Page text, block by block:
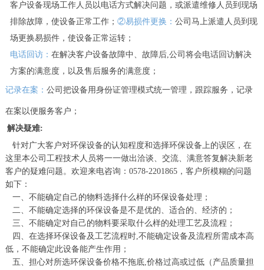
客户设备现场工作人员以电话方式解决问题，或派遣维修人员到现场
排除故障，使设备正常工作； ②易损件更换： 公司 马上派遣人员到现
场更换易损件，使设备正常运转；
电话回访： 在解决客户设备故障中、故障后,公司将会电话回访解决
方案的满意度，以及售后服务的满意度；
记录在案： 公司把设备用身份证管理模式统一管理，跟踪服务，记录
在案以便服务客户；
解决疑难:
针对广大客户对环保设备的认知程度和选择环保设备上的误区，在
这里本公司工程技术人员将一一做出洽谈、交流、满意答复解决新老
客户的疑难问题。欢迎来电咨询：0578-2201865，客户所模糊的问题
如下：
一、不能确定自己的物料选择什么样的环保设备处理；
二、不能确定选择的环保设备是不是优的、适合的、经济的；
三、不能确定对自己的物料要采取什么样的处理工艺及流程；
四、在选择环保设备及工艺流程时,不能确定设备及流程所需成本高
低，不能确定此设备能产生作用；
五、担心对所选环保设备价格不拖底,价格过高或过低（产品质量担